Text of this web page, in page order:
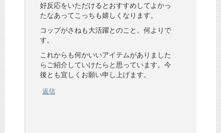
好反応をいただけるとおすすめしてよかっ
たなあってこっちも嬉しくなります。
コップがさねも大活躍とのこと。何よりで
す。
これからも何かいいアイテムがありました
らご紹介していけたらと思っています。今
後とも宜しくお願い申し上げます。
返信